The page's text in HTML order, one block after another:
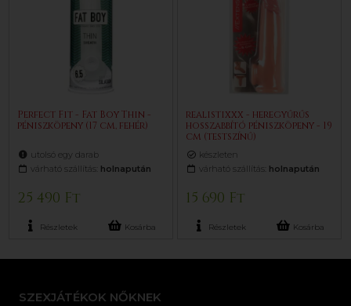
Perfect Fit - Fat Boy Thin -
péniszköpeny (17 cm, fehér)
utolsó egy darab
várható szállítás: holnapután
25 490 Ft
Részletek Kosárba
realistixxx - heregyűrűs
hosszabbító péniszköpeny - 19
cm (testszínű)
készleten
várható szállítás: holnapután
15 690 Ft
Részletek Kosárba
SZEXJÁTÉKOK NŐKNEK